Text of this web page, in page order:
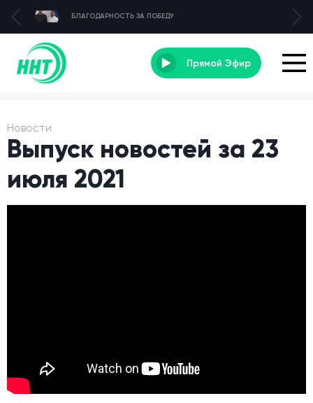
БЛАГОДАРНОСТЬ ЗА ПОБЕДУ
Прямой Эфир
Новости
Выпуск новостей за 23
июля 2021